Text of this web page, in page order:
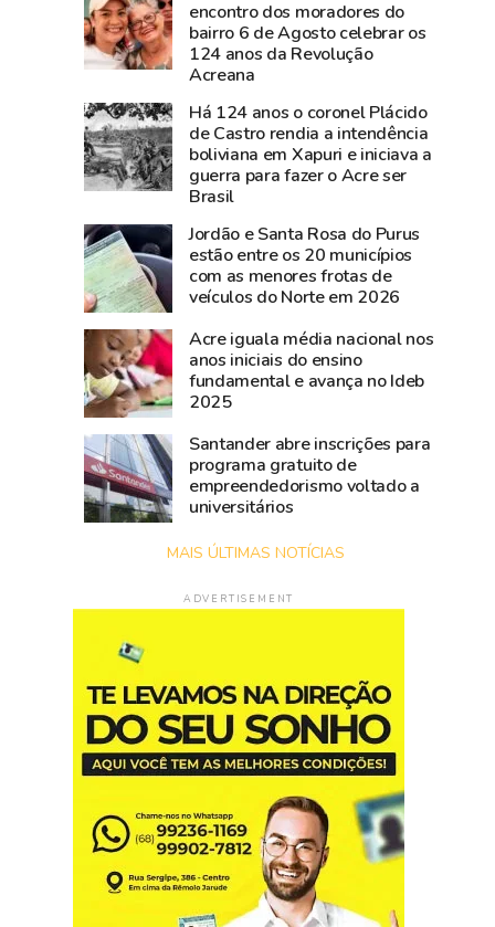
documentos
históricos
de
de
Castro
são
resgatados
em
São
Gabriel,
no
Rio
Grande
do
Sul
nesta
sexta-
feira,
Expoacre
encontro dos moradores do
bairro 6 de Agosto celebrar os
124 anos da Revolução
Acreana
Há 124 anos o coronel Plácido
de Castro rendia a intendência
boliviana em Xapuri e iniciava a
guerra para fazer o Acre ser
Brasil
Jordão e Santa Rosa do Purus
estão entre os 20 municípios
com as menores frotas de
veículos do Norte em 2026
Acre iguala média nacional nos
anos iniciais do ensino
fundamental e avança no Ideb
2025
Santander abre inscrições para
programa gratuito de
empreendedorismo voltado a
universitários
MAIS ÚLTIMAS NOTÍCIAS
ADVERTISEMENT